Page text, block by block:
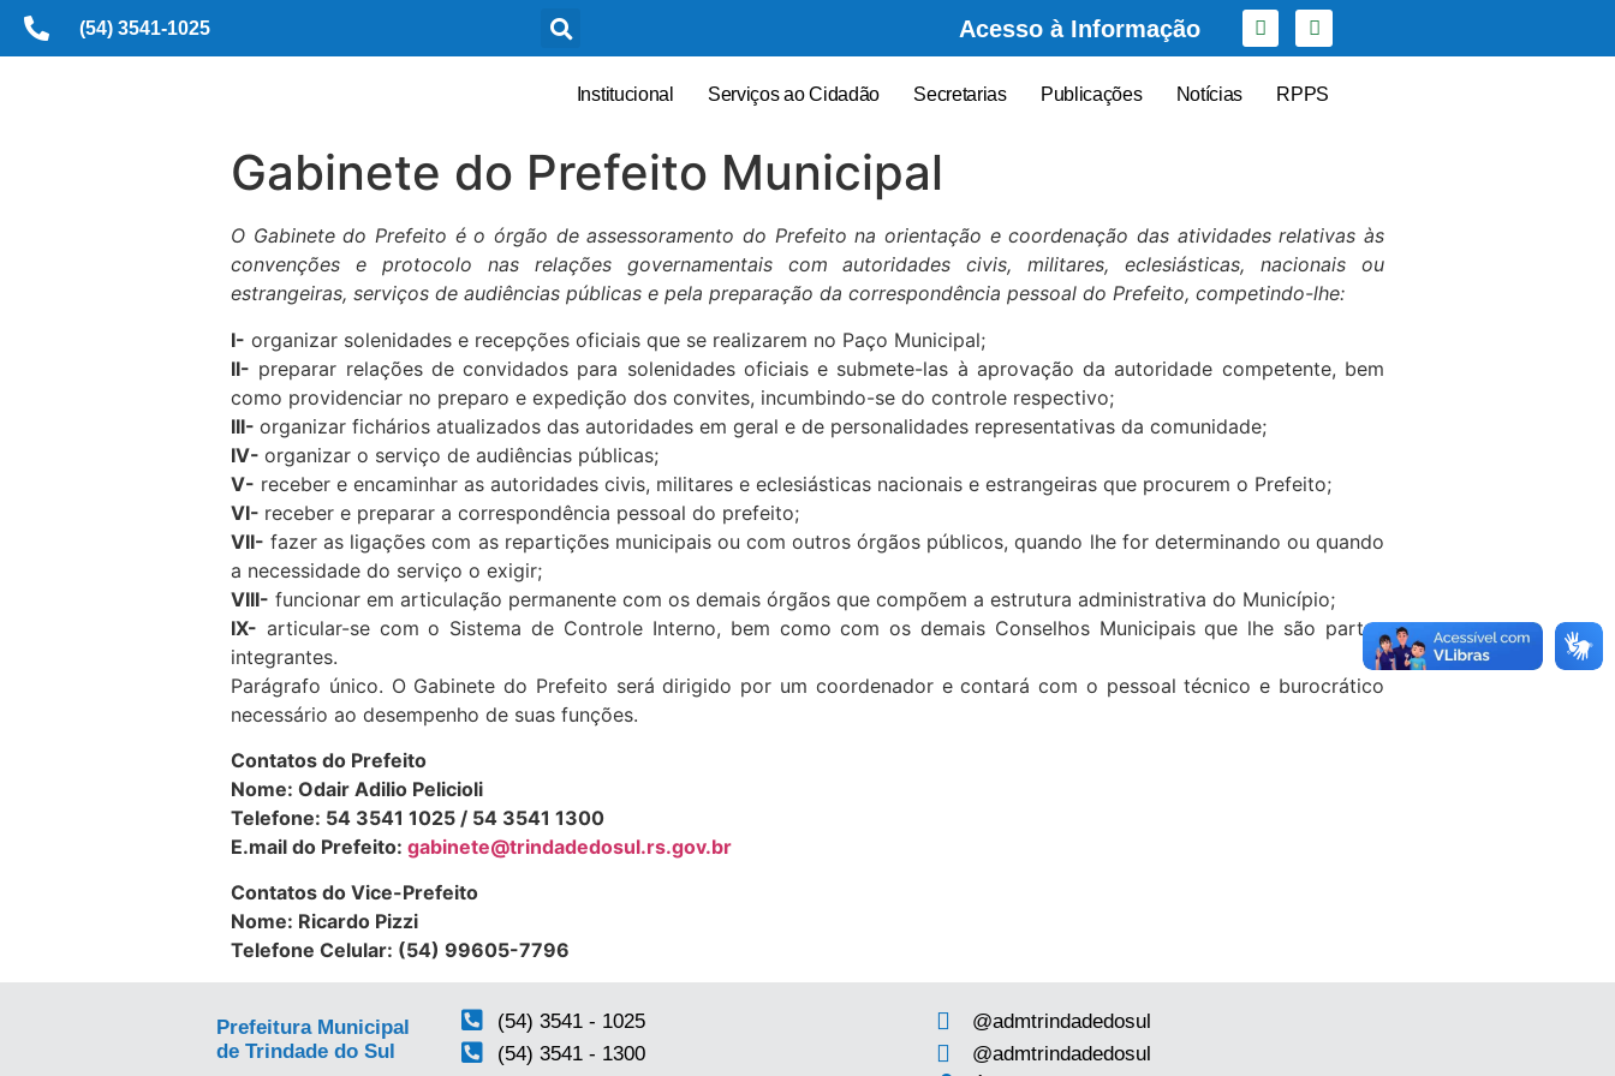
(54) 3541-1025 Acesso à Informação
Institucional Serviços ao Cidadão Secretarias Publicações Notícias RPPS
Gabinete do Prefeito Municipal
O Gabinete do Prefeito é o órgão de assessoramento do Prefeito na orientação e coordenação das atividades relativas às
convenções e protocolo nas relações governamentais com autoridades civis, militares, eclesiásticas, nacionais ou
estrangeiras, serviços de audiências públicas e pela preparação da correspondência pessoal do Prefeito, competindo-lhe:
I- organizar solenidades e recepções oficiais que se realizarem no Paço Municipal;
II- preparar relações de convidados para solenidades oficiais e submete-las à aprovação da autoridade competente, bem
como providenciar no preparo e expedição dos convites, incumbindo-se do controle respectivo;
III- organizar fichários atualizados das autoridades em geral e de personalidades representativas da comunidade;
IV- organizar o serviço de audiências públicas;
V- receber e encaminhar as autoridades civis, militares e eclesiásticas nacionais e estrangeiras que procurem o Prefeito;
VI- receber e preparar a correspondência pessoal do prefeito;
VII- fazer as ligações com as repartições municipais ou com outros órgãos públicos, quando lhe for determinando ou quando
a necessidade do serviço o exigir;
VIII- funcionar em articulação permanente com os demais órgãos que compõem a estrutura administrativa do Município;
IX- articular-se com o Sistema de Controle Interno, bem como com os demais Conselhos Municipais que lhe são partes
integrantes.
Parágrafo único. O Gabinete do Prefeito será dirigido por um coordenador e contará com o pessoal técnico e burocrático
necessário ao desempenho de suas funções.
Contatos do Prefeito
Nome: Odair Adilio Pelicioli
Telefone: 54 3541 1025 / 54 3541 1300
E.mail do Prefeito: gabinete@trindadedosul.rs.gov.br
Contatos do Vice-Prefeito
Nome: Ricardo Pizzi
Telefone Celular: (54) 99605-7796
Prefeitura Municipal
de Trindade do Sul
(54) 3541 - 1025
(54) 3541 - 1300
@admtrindadedosul
@admtrindadedosul